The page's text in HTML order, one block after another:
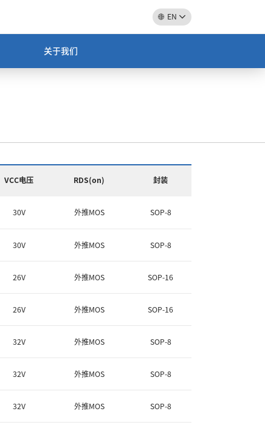
EN
关于我们
VCC电压 RDS(on) 封装
30V 外推MOS SOP-8
30V 外推MOS SOP-8
26V 外推MOS SOP-16
26V 外推MOS SOP-16
32V 外推MOS SOP-8
32V 外推MOS SOP-8
32V 外推MOS SOP-8